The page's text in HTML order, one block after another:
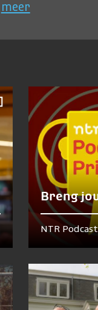
meer
Breng
NTR